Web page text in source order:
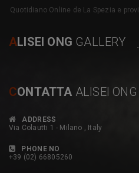
Quotidiano Online de La Spezia e
ALISEI ONG GALLERY
CONTATTA ALISEI ONG
ADDRESS
Via Colautti 1 - Milano , Italy
PHONE NO
+39 (02) 66805260